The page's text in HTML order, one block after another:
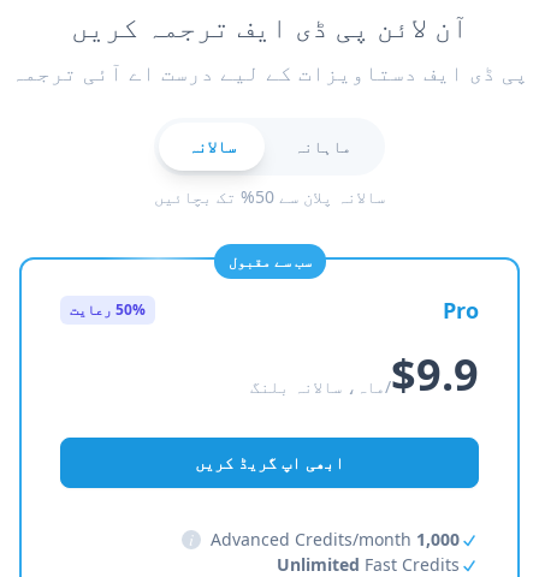
آن لائن پی ڈی ایف ترجمہ کریں
پی ڈی ایف دستاویزات کے لیے درست اے آئی ترجمہ
ماہانہ سالانہ
سالانہ پلان سے 50% تک بچائیں
سب سے مقبول
Pro 50% رعایت
$9.9/ماہ، سالانہ بلنگ
ابھی اپ گریڈ کریں
1,000
i
Unlimited Fast Credits